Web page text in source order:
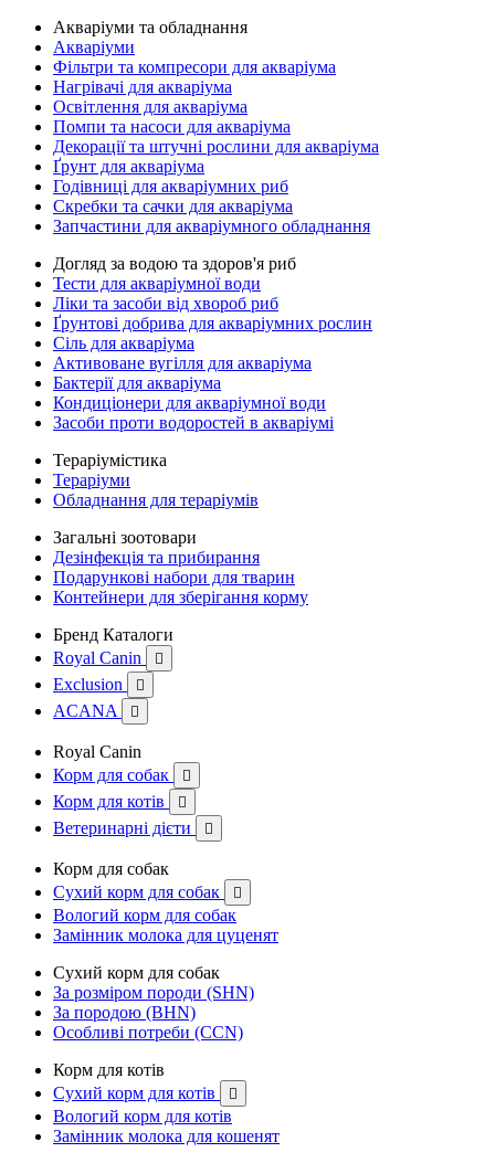
Акваріуми та обладнання
Акваріуми
Фільтри та компресори для акваріума
Нагрівачі для акваріума
Освітлення для акваріума
Помпи та насоси для акваріума
Декорації та штучні рослини для акваріума
Ґрунт для акваріума
Годівниці для акваріумних риб
Скребки та сачки для акваріума
Запчастини для акваріумного обладнання
Догляд за водою та здоров'я риб
Тести для акваріумної води
Ліки та засоби від хвороб риб
Ґрунтові добрива для акваріумних рослин
Сіль для акваріума
Активоване вугілля для акваріума
Бактерії для акваріума
Кондиціонери для акваріумної води
Засоби проти водоростей в акваріумі
Тераріумістика
Тераріуми
Обладнання для тераріумів
Загальні зоотовари
Дезінфекція та прибирання
Подарункові набори для тварин
Контейнери для зберігання корму
Бренд Каталоги
Royal Canin

Exclusion 
ACANA 
Royal Canin
Корм для собак

Корм для котів 
Ветеринарні дієти 
Корм для собак
Сухий корм для собак

Вологий корм для собак
Замінник молока для цуценят
Сухий корм для собак
За розміром породи (SHN)
За породою (BHN)
Особливі потреби (CCN)
Корм для котів
Сухий корм для котів

Вологий корм для котів
Замінник молока для кошенят